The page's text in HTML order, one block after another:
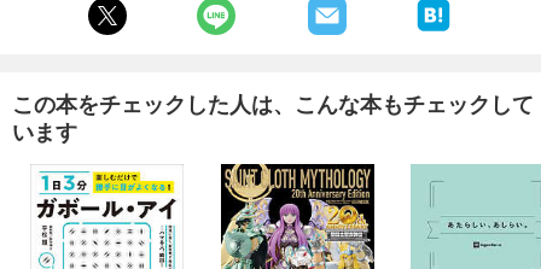
この本をチェックした人は、こんな本もチェックして
います